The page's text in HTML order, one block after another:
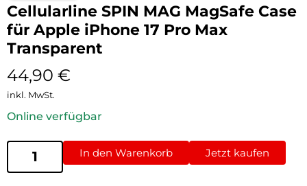
Cellularline SPIN MAG MagSafe Case
für Apple iPhone 17 Pro Max
Transparent
44,90 €
inkl. MwSt.
Online verfügbar
In den Warenkorb Jetzt kaufen